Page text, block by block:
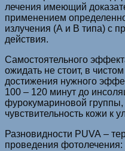
лечения имеющий
применением
излучения (А и В типа) с
действия.
Самостоятельного
ожидать не стоит, в
достижения нужного
100 – 120 минут до
фурокумариновой группы,
чувствительность кожи к
Разновидности PUVA –
проведения фотолечения: